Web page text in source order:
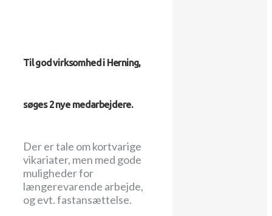
Til god virksomhed i Herning,
søges 2 nye medarbejdere.
Der er tale om kortvarige
vikariater, men med gode
muligheder for
længerevarende arbejde,
og evt. fastansættelse.